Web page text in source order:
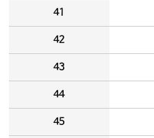
41
42
43
44
45